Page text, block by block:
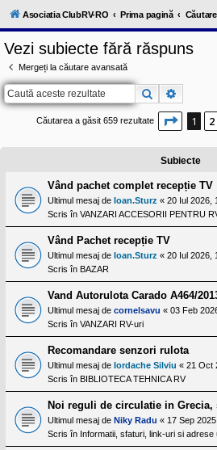
l
u
V
c
o
m
u
a
p
o
s
e
s
o
r
l
o
r
d
u
l
o
s
i
a
u
Asociatia ClubRV-RO Prima pagină Căutare
Vezi subiecte fără răspuns
Mergeți la căutare avansată
Căutare
Căutarea a găsit 659 rezultate Pagina
1 2
Subiecte
Vând pachet complet recepție TV
Ultimul mesaj de Ioan.Sturz « 20 Iul 2026,
Scris în VANZARI ACCESORII PENTRU
Vând Pachet recepție TV
Ultimul mesaj de Ioan.Sturz « 20 Iul 2026,
Scris în BAZAR
Vand Autorulota Carado A464/
Ultimul mesaj de cornelsavu « 03 Feb
Scris în VANZARI RV-uri
Recomandare senzori rulota
Ultimul mesaj de Iordache Silviu « 21 Oct
Scris în BIBLIOTECA TEHNICA RV
Noi reguli de circulatie in Grecia,
Ultimul mesaj de Niky Radu « 17 Sep
Scris în Informatii, sfaturi, link-uri si adrese